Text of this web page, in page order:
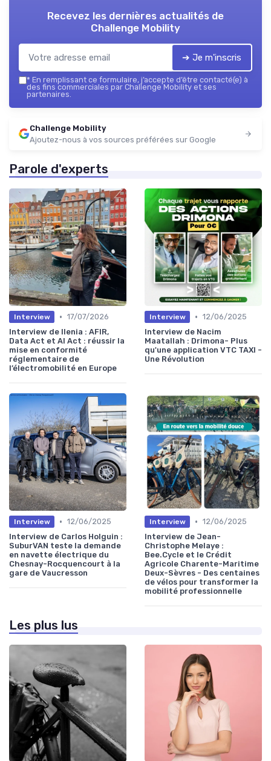
Recevez les dernières actualités de
Challenge Mobility
➔ Je m'inscris
* En remplissant ce formulaire, j’accepte d’être contacté(e) à
des fins commerciales par Challenge Mobility et ses
partenaires.
Challenge Mobility
Ajoutez-nous à vos sources préférées sur Google
Parole d'experts
Interview • 17/07/2026
Interview de Ilenia : AFIR,
Data Act et AI Act : réussir la
mise en conformité
réglementaire de
l’électromobilité en Europe
Interview • 12/06/2025
Interview de Nacim
Maatallah : Drimona- Plus
qu'une application VTC TAXI -
Une Révolution
Interview • 12/06/2025
Interview de Carlos Holguin :
SuburVAN teste la demande
en navette électrique du
Chesnay-Rocquencourt à la
gare de Vaucresson
Interview • 12/06/2025
Interview de Jean-
Christophe Melaye :
Bee.Cycle et le Crédit
Agricole Charente-Maritime
Deux-Sèvres - Des centaines
de vélos pour transformer la
mobilité professionnelle
Les plus lus